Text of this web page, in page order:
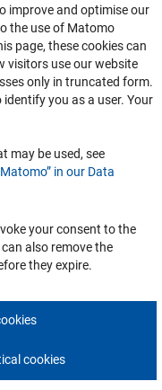
Выходные данные
improve and optimise our
the use of Matomo
page, these cookies can
visitors use our website
only in truncated form.
you as a user. Your
may be used, see
in our Data
Link)
your consent to the
also remove the
they expire.
cookies